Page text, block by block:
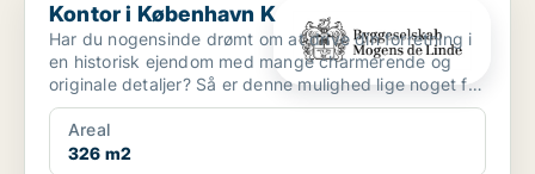
Kontor i København K
Har du nogensinde drømt om at drive din forretning i
en historisk ejendom med mange charmerende og
originale detaljer? Så er denne mulighed lige noget for
di...
Areal
326 m2